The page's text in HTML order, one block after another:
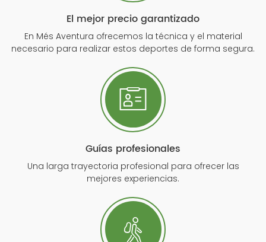
El mejor precio garantizado
En Més Aventura ofrecemos la técnica y el material
necesario para realizar estos deportes de forma segura.
Guías profesionales
Una larga trayectoria profesional para ofrecer las
mejores experiencias.